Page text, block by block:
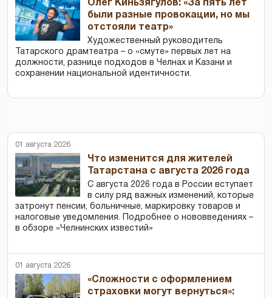
Олег Киньзягулов: «За пять лет
были разные провокации, но мы
отстояли театр»
Художественный руководитель
Татарского драмтеатра – о «смуте» первых лет на
должности, разнице подходов в Челнах и Казани и
сохранении национальной идентичности.
01 августа 2026
Что изменится для жителей
Татарстана с августа 2026 года
С августа 2026 года в России вступает
в силу ряд важных изменений, которые
затронут пенсии, больничные, маркировку товаров и
налоговые уведомления. Подробнее о нововведениях –
в обзоре «Челнинских известий»
01 августа 2026
«Сложности с оформлением
страховки могут вернуться»: